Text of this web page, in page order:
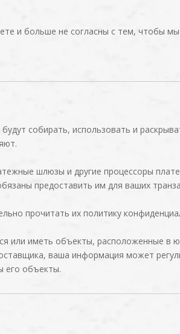
и больше не согласны с тем, чтобы
собирать, использовать и
шлюзы и другие процессоры
предоставить им для ваших
прочитать их политику
или иметь объекты, расположенные в
ваша информация может
его объекты.